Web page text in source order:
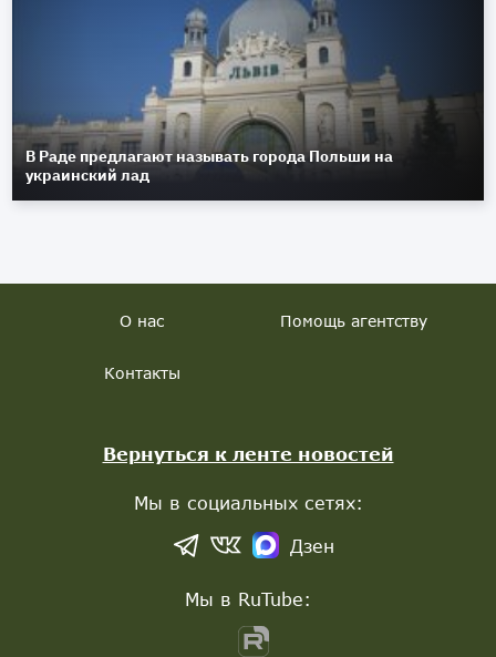
В Раде предлагают называть города Польши на
украинский лад
О нас Помощь агентству
Контакты
Вернуться к ленте новостей
Мы в социальных сетях:
Дзен
Мы в RuTube: